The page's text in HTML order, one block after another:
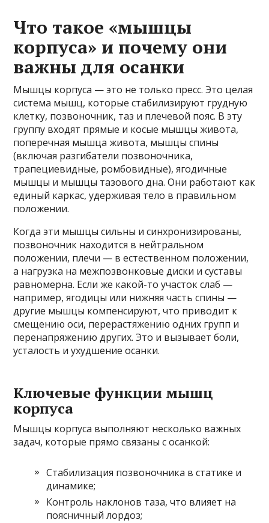
Что такое «мышцы
корпуса» и почему они
важны для осанки
Мышцы корпуса — это не только пресс. Это целая
система мышц, которые стабилизируют грудную
клетку, позвоночник, таз и плечевой пояс. В эту
группу входят прямые и косые мышцы живота,
поперечная мышца живота, мышцы спины
(включая разгибатели позвоночника,
трапециевидные, ромбовидные), ягодичные
мышцы и мышцы тазового дна. Они работают как
единый каркас, удерживая тело в правильном
положении.
Когда эти мышцы сильны и синхронизированы,
позвоночник находится в нейтральном
положении, плечи — в естественном положении,
а нагрузка на межпозвонковые диски и суставы
равномерна. Если же какой-то участок слаб —
например, ягодицы или нижняя часть спины —
другие мышцы компенсируют, что приводит к
смещению оси, перерастяжению одних групп и
перенапряжению других. Это и вызывает боли,
усталость и ухудшение осанки.
Ключевые функции мышц
корпуса
Мышцы корпуса выполняют несколько важных
задач, которые прямо связаны с осанкой:
Стабилизация позвоночника в статике и
динамике;
Контроль наклонов таза, что влияет на
поясничный лордоз;